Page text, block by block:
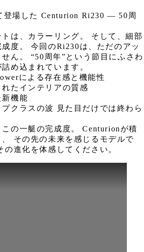
登場した Centurion Ri230 — 50周
は、カラーリング。 そして、細部
度。 今回のRi230は、ただのアッ
ん。 “50周年”という節目にふさわ
め込まれています。
による存在感と機能性
れたインテリアの質感
新機能
プクラスの波 見た目だけでは終わら
の一艇の完成度。 Centurionが積
その先の未来を感じるモデルで
進化を体感してください。